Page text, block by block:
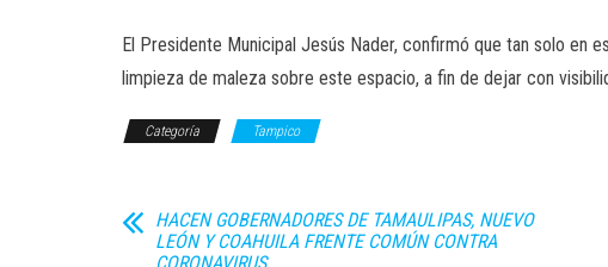
El Presidente Municipal Jesús Nader, confirmó que tan solo en
limpieza de maleza sobre este espacio, a fin de dejar con
Categoría Tampico
HACEN GOBERNADORES DE TAMAULIPAS, NUEVO
LEÓN Y COAHUILA FRENTE COMÚN CONTRA